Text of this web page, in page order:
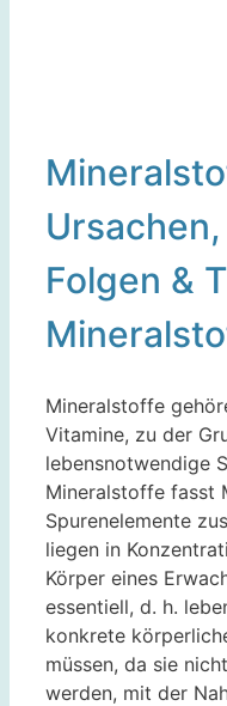
Folgen &
Mineralstoffe
Vitamine, zu der
lebensnotwendige
Mineralstoffe fasst
Spurenelemente
liegen in
Körper eines
essentiell, d. h.
konkrete
müssen, da sie
werden, mit der